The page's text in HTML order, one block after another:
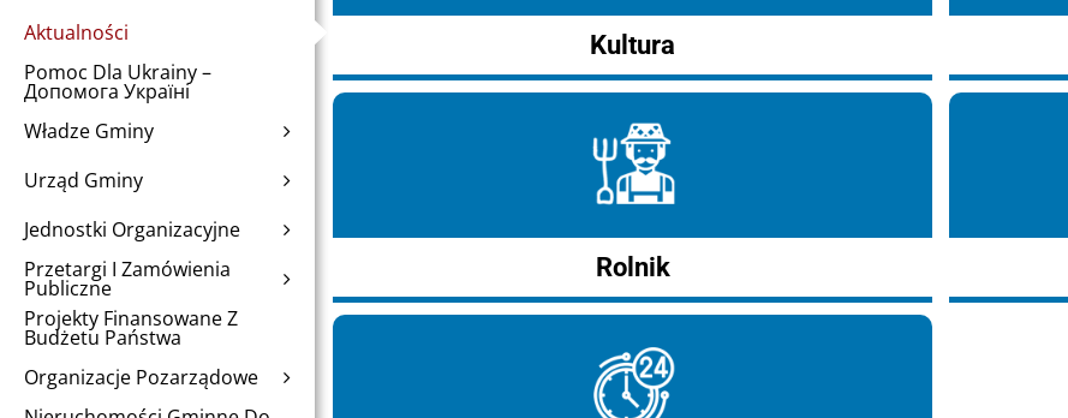
Aktualności
Pomoc Dla Ukrainy –
Допомога Україні
Władze Gminy
Urząd Gminy
Jednostki Organizacyjne
Przetargi I Zamówienia
Publiczne
Projekty Finansowane Z
Budżetu Państwa
Organizacje Pozarządowe
Kultura
Rolnik